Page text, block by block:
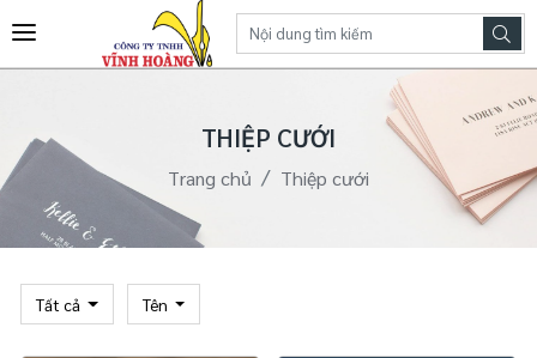
THIỆP CƯỚI
Trang chủ Thiệp cưới
Tất cả Tên